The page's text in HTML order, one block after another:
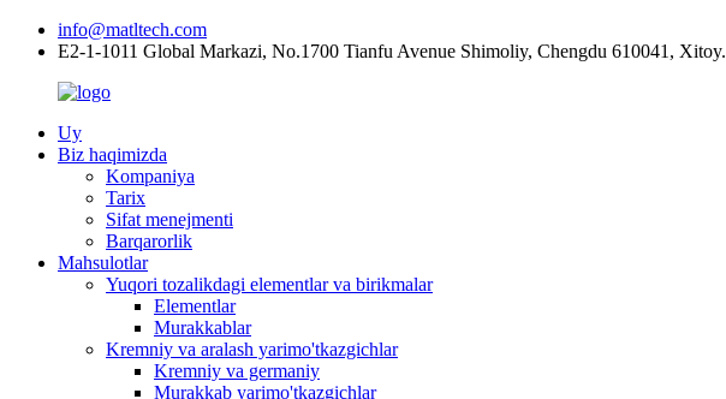
info@matltech.com
E2-1-1011 Global Markazi, No.1700 Tianfu Avenue Shimoliy, Chengdu 610041, Xitoy.
Uy
Biz haqimizda
Kompaniya
Tarix
Sifat menejmenti
Barqarorlik
Mahsulotlar
Yuqori tozalikdagi elementlar va birikmalar
Elementlar
Murakkablar
Kremniy va aralash yarimo'tkazgichlar
Kremniy va germaniy
Murakkab yarimo'tkazgichlar